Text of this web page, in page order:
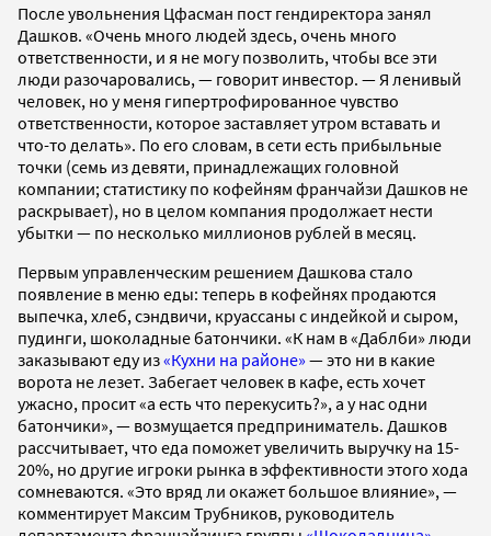
После увольнения Цфасман пост гендиректора занял
Дашков. «Очень много людей здесь, очень много
ответственности, и я не могу позволить, чтобы все эти
люди разочаровались, — говорит инвестор. — Я ленивый
человек, но у меня гипертрофированное чувство
ответственности, которое заставляет утром вставать и
что-то делать». По его словам, в сети есть прибыльные
точки (семь из девяти, принадлежащих головной
компании; статистику по кофейням франчайзи Дашков не
раскрывает), но в целом компания продолжает нести
убытки — по несколько миллионов рублей в месяц.
Первым управленческим решением Дашкова стало
появление в меню еды: теперь в кофейнях продаются
выпечка, хлеб, сэндвичи, круассаны с индейкой и сыром,
пудинги, шоколадные батончики. «К нам в «Даблби» люди
заказывают еду из«Кухни на районе» —это ни в какие
ворота не лезет. Забегает человек в кафе, есть хочет
ужасно, просит «а есть что перекусить?», а у нас одни
батончики», — возмущается предприниматель. Дашков
рассчитывает, что еда поможет увеличить выручку на 15-
20%, но другие игроки рынка в эффективности этого хода
сомневаются. «Это вряд ли окажет большое влияние», —
комментирует Максим Трубников, руководитель